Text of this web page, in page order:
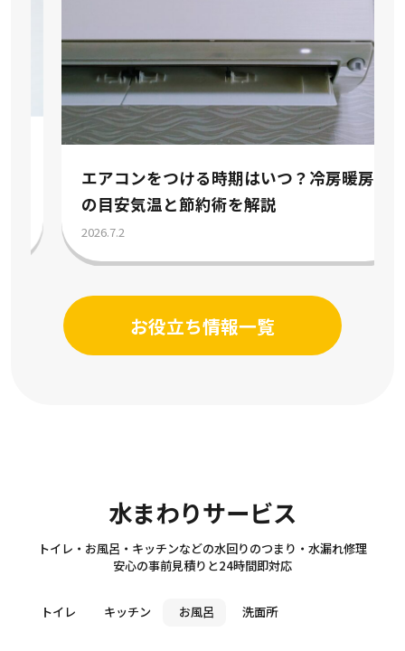
エアコンをつける時期はいつ？冷房暖房
の目安気温と節約術を解説
2026.7.2
お役立ち情報一覧
水まわりサービス
Sanitary
トイレ・お風呂・キッチンなどの水回りのつまり・水漏れ修理
安心の事前見積りと24時間即対応
トイレ キッチン お風呂 洗面所